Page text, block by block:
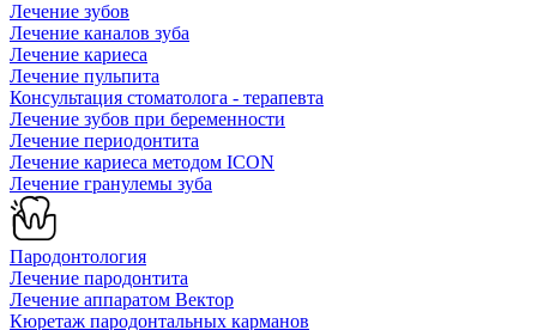
Лечение зубов
Лечение каналов зуба
Лечение кариеса
Лечение пульпита
Консультация стоматолога - терапевта
Лечение зубов при беременности
Лечение периодонтита
Лечение кариеса методом ICON
Лечение гранулемы зуба
Пародонтология
Лечение пародонтита
Лечение аппаратом Вектор
Кюретаж пародонтальных карманов